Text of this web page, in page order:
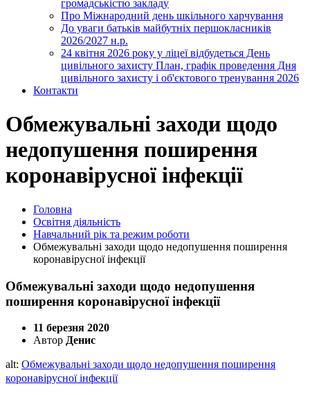
громадськістю закладу
Про Міжнародний день шкільного харчування
До уваги батьків майбутніх першокласників
2026/2027 н.р.
24 квітня 2026 року у ліцеї відбудеться День
цивільного захисту План, графік проведення Дня
цивільного захисту і об'єктового тренування 2026
Контакти
Обмежувальні заходи щодо
недопушення поширення
коронавірусної інфекції
Головна
Освітня діяльність
Навчальний рік та режим роботи
Обмежувальні заходи щодо недопушення поширення
коронавірусної інфекції
Обмежувальні заходи щодо недопушення
поширення коронавірусної інфекції
11 березня 2020
Автор Денис
alt: Обмежувальні заходи щодо недопушення поширення
коронавірусної інфекції